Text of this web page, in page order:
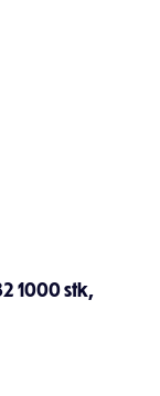
1000 stk,